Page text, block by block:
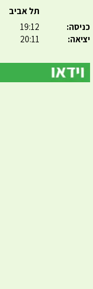
כניסה:
יציאה:
תל אביב
19:12
20:11